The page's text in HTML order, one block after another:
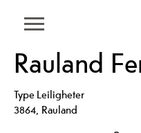
Rauland
TypeLeiligheter
3864, Rauland